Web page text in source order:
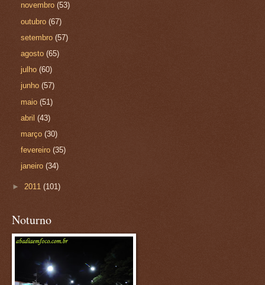
novembro(53)
outubro(67)
setembro(57)
agosto(65)
julho(60)
junho(57)
maio(51)
abril(43)
março(30)
fevereiro(35)
janeiro(34)
► 2011 (101)
Noturno